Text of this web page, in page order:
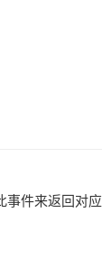
事件来返回对应